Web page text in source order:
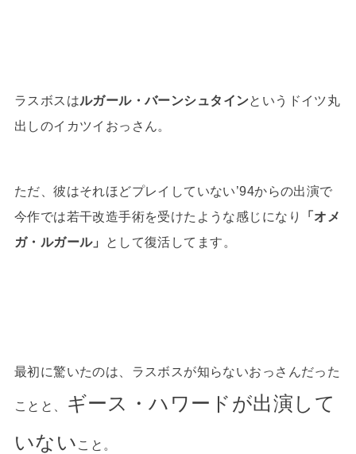
ラスボスはルガール・バーンシュタインというドイツ丸
出しのイカツイおっさん。
ただ、彼はそれほどプレイしていない’94からの出演で
今作では若干改造手術を受けたような感じになり
「オメ
ガ・ルガール」
として復活してます。
最初に驚いたのは、ラスボスが知らないおっさんだった
ことと、
ギース・ハワードが出演して
いない こと。